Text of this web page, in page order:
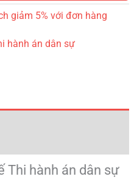
giảm 5% với đơn hàng
hành án dân sự
Thi hành án dân sự